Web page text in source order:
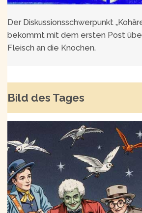
Der Diskussionsschwerpunkt
bekommt mit dem ersten Post
Fleisch an die Knochen.
Bild des Tages